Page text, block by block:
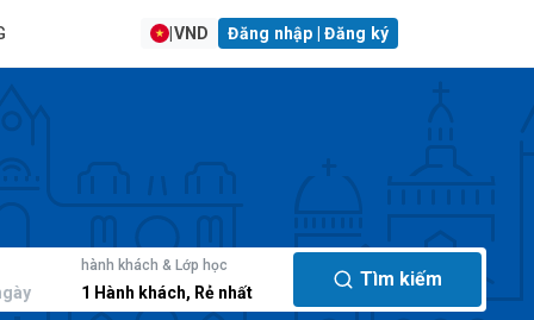
VND Đăng nhập | Đăng ký
hành khách & Lớp học
1 Hành khách, Rẻ nhất
Tìm kiếm